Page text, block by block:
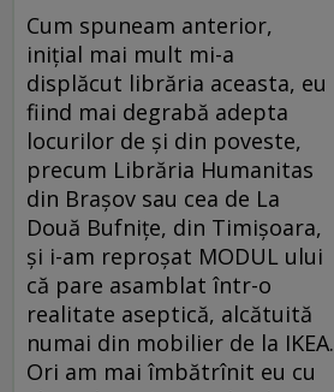
Cum spuneam anterior,
inițial mai mult mi-a
displăcut librăria aceasta, eu
fiind mai degrabă adepta
locurilor de și din poveste,
precum Librăria Humanitas
din Brașov sau cea de La
Două Bufnițe, din Timișoara,
și i-am reproșat MODUL ului
că pare asamblat într-o
realitate aseptică, alcătuită
numai din mobilier de la IKEA.
Ori am mai îmbătrînit eu cu